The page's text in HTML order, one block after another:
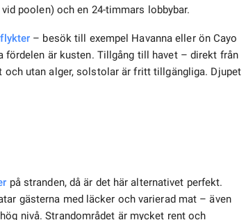
poolen) och en 24-timmars lobbybar.
– besök till exempel Havanna eller ön Cayo
är kusten. Tillgång till havet – direkt från
och utan alger, solstolar är fritt tillgängliga. Djupet
på stranden, då är det här alternativet perfekt.
gästerna med läcker och varierad mat – även
nivå. Strandområdet är mycket rent och